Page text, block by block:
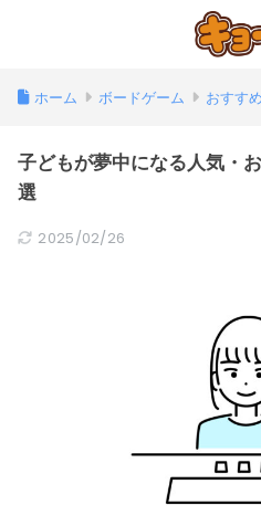
ホーム ボードゲーム おすす
子どもが夢中になる人気・
選
2025/02/26